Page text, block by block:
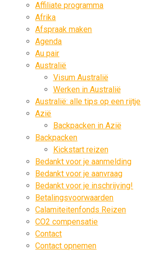
Affiliate programma
Afrika
Afspraak maken
Agenda
Au pair
Australië
Visum Australië
Werken in Australië
Australië: alle tips op een rijtje
Azië
Backpacken in Azië
Backpacken
Kickstart reizen
Bedankt voor je aanmelding
Bedankt voor je aanvraag
Bedankt voor je inschrijving!
Betalingsvoorwaarden
Calamiteitenfonds Reizen
CO2 compensatie
Contact
Contact opnemen